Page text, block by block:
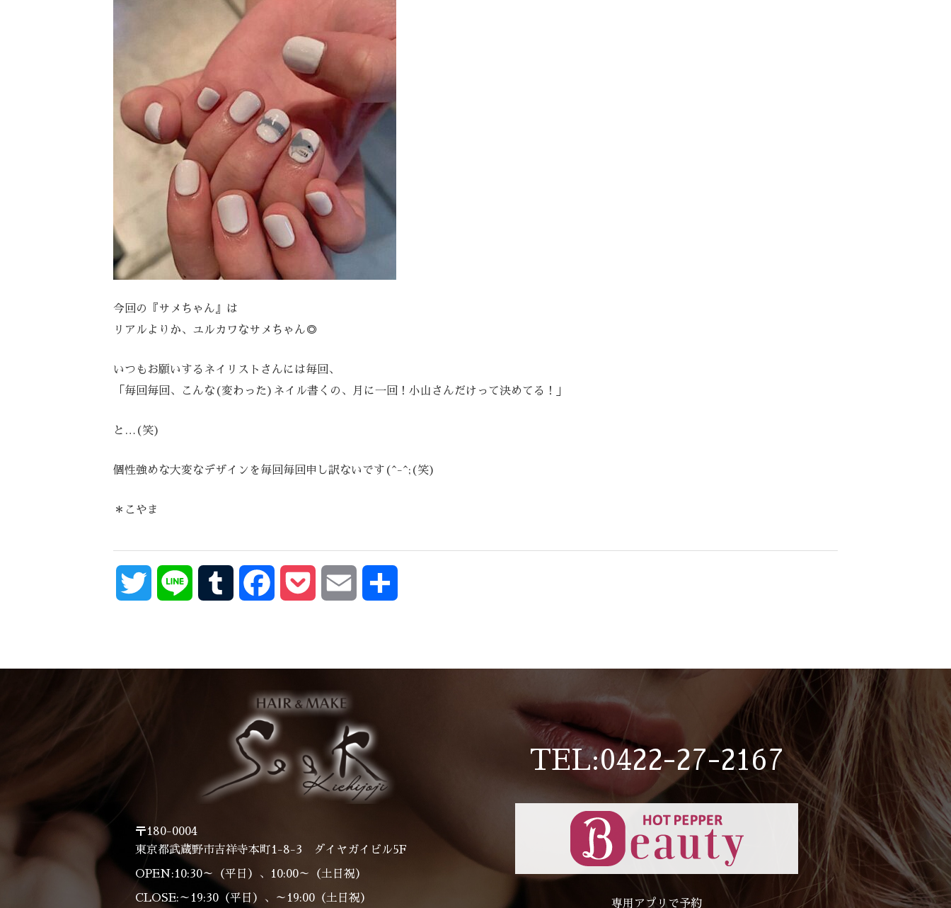
今回の『サメちゃん』は
リアルよりか、ユルカワなサメちゃん◎
いつもお願いするネイリストさんには毎回、
「毎回毎回、こんな(変わった)ネイル書くの、月に一回！小山さんだけって決めてる！」
と…(笑)
個性強めな大変なデザインを毎回毎回申し訳ないです(^-^;(笑)
＊こやま
Twitter Line Tumblr FacebookPocket Email
〒180-0004
東京都武蔵野市吉祥寺本町1-8-3 ダイヤガイビル5F
OPEN:10:30～（平日）、10:00～（土日祝）
CLOSE:～19:30（平日）、～19:00（土日祝）
TEL:0422-27-2167
専用アプリで予約